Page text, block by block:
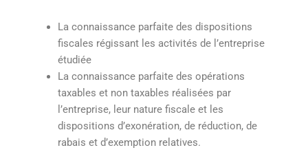
La connaissance parfaite des dispositions
fiscales régissant les activités de l’entreprise
étudiée
La connaissance parfaite des opérations
taxables et non taxables réalisées par
l’entreprise, leur nature fiscale et les
dispositions d’exonération, de réduction, de
rabais et d’exemption relatives.